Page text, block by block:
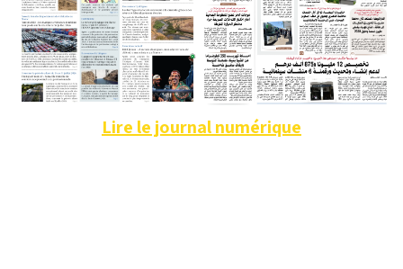
Lire le journal numérique